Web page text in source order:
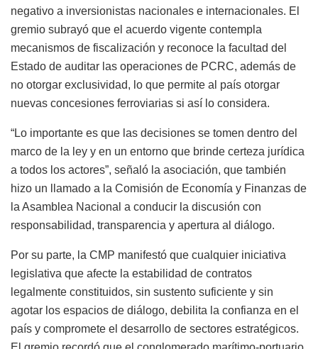
negativo a inversionistas nacionales e internacionales. El
gremio subrayó que el acuerdo vigente contempla
mecanismos de fiscalización y reconoce la facultad del
Estado de auditar las operaciones de PCRC, además de
no otorgar exclusividad, lo que permite al país otorgar
nuevas concesiones ferroviarias si así lo considera.
“Lo importante es que las decisiones se tomen dentro del
marco de la ley y en un entorno que brinde certeza jurídica
a todos los actores”, señaló la asociación, que también
hizo un llamado a la Comisión de Economía y Finanzas de
la Asamblea Nacional a conducir la discusión con
responsabilidad, transparencia y apertura al diálogo.
Por su parte, la CMP manifestó que cualquier iniciativa
legislativa que afecte la estabilidad de contratos
legalmente constituidos, sin sustento suficiente y sin
agotar los espacios de diálogo, debilita la confianza en el
país y compromete el desarrollo de sectores estratégicos.